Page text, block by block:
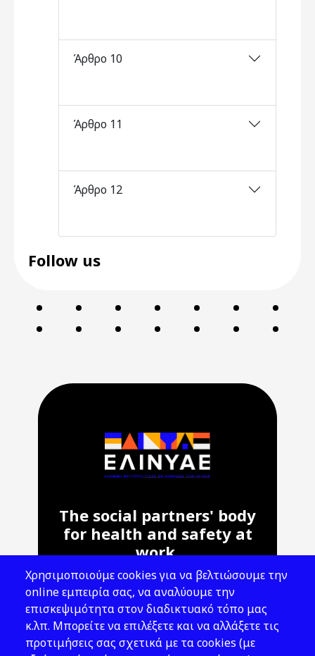
Άρθρο 10
Άρθρο 11
Άρθρο 12
Follow us
The social partners' body
for health and safety at
work.
Address: 143 Liosion & 6 Thirsiou, 104
45, Athens
T: 210 82 00 100
e: info@elinyae.gr
Χρησιμοποιούμε cookies για να βελτιώσουμε την
online εμπειρία σας, να αναλύουμε την
επισκεψιμότητα στον διαδικτυακό τόπο μας
κ.λπ. Μπορείτε να επιλέξετε και να αλλάξετε τις
προτιμήσεις σας σχετικά με τα cookies (με